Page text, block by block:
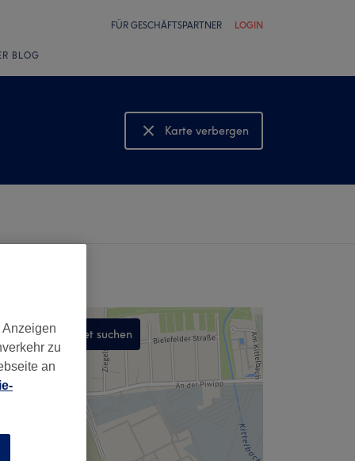
FÜR GESCHÄFTSPARTNER LOGIN
BLOG
Karte verbergen
Karte anzeigen
In diesem Gebiet suchen
zu
an